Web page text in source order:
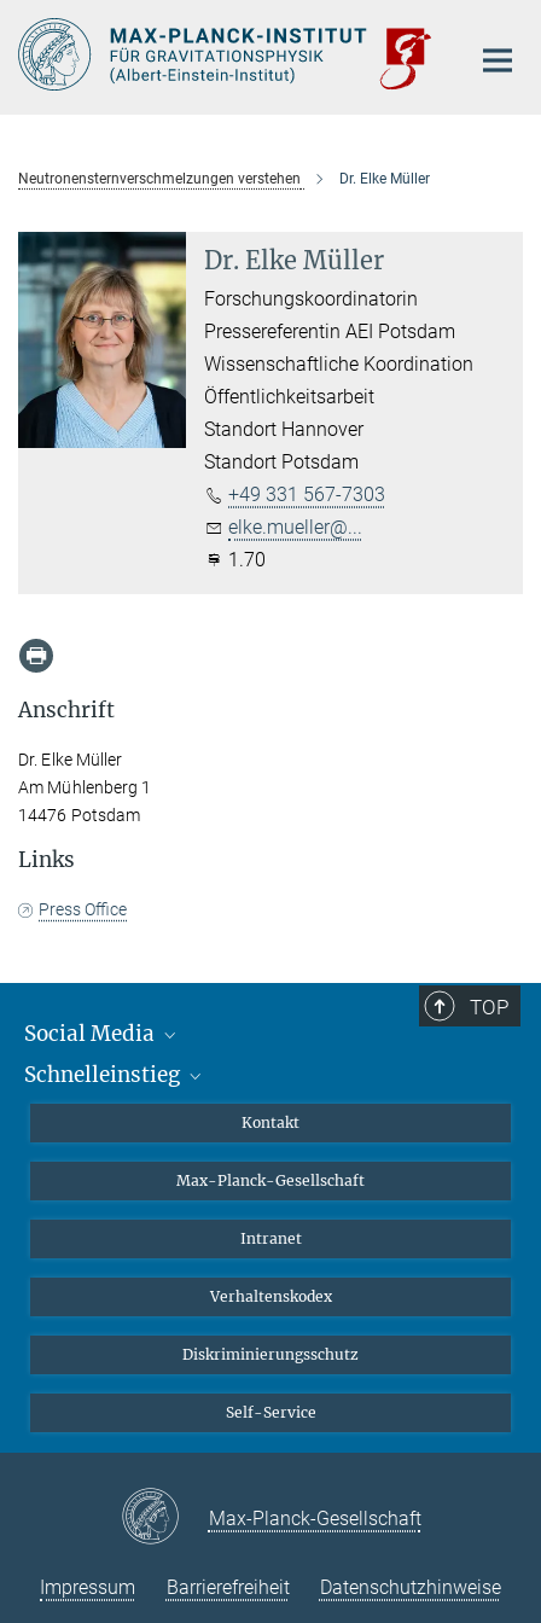
Hauptinhalt
Neutronensternverschmelzungen verstehen Dr. Elke Müller
Dr. Elke Müller
Forschungskoordinatorin
Pressereferentin AEI Potsdam
Wissenschaftliche Koordination
Öffentlichkeitsarbeit
Standort Hannover
Standort Potsdam
+49 331 567-7303
elke.mueller@...
1.70
Anschrift
Dr. Elke Müller
Am Mühlenberg 1
14476 Potsdam
Links
Press Office
TOP
Social Media
Mastodon
Schnelleinstieg
Studierende
Schüler*innen
Öffentlichkeit
Alumnae | Alumni
Kontakt
Max-Planck-Gesellschaft
Intranet
Verhaltenskodex
Diskriminierungsschutz
Self-Service
Max-Planck-Gesellschaft
Impressum Barrierefreiheit Datenschutzhinweise